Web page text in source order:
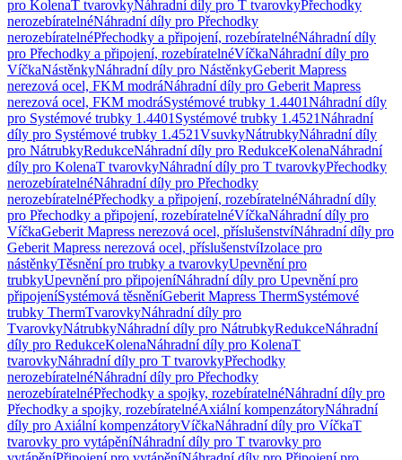
pro KolenaT tvarovkyNáhradní díly pro T tvarovkyPřechodky
nerozebíratelnéNáhradní díly pro Přechodky
nerozebíratelnéPřechodky a připojení, rozebíratelnéNáhradní díly
pro Přechodky a připojení, rozebíratelnéVíčkaNáhradní díly pro
VíčkaNástěnkyNáhradní díly pro NástěnkyGeberit Mapress
nerezová ocel, FKM modráNáhradní díly pro Geberit Mapress
nerezová ocel, FKM modráSystémové trubky 1.4401Náhradní díly
pro Systémové trubky 1.4401 Systémové trubky 1.4521Náhradní
díly pro Systémové trubky 1.4521VsuvkyNátrubkyNáhradní díly
pro NátrubkyRedukceNáhradní díly pro RedukceKolenaNáhradní
díly pro KolenaT tvarovkyNáhradní díly pro T tvarovkyPřechodky
nerozebíratelnéNáhradní díly pro Přechodky
nerozebíratelnéPřechodky a připojení, rozebíratelnéNáhradní díly
pro Přechodky a připojení, rozebíratelnéVíčkaNáhradní díly pro
VíčkaGeberit Mapress nerezová ocel, příslušenstvíNáhradní díly pro
Geberit Mapress nerezová ocel, příslušenstvíIzolace pro
nástěnkyTěsnění pro trubky a tvarovkyUpevnění pro
trubkyUpevnění pro připojeníNáhradní díly pro Upevnění pro
připojeníSystémová těsněníGeberit Mapress ThermSystémové
trubky ThermTvarovkyNáhradní díly pro
TvarovkyNátrubkyNáhradní díly pro NátrubkyRedukceNáhradní
díly pro RedukceKolenaNáhradní díly pro KolenaT
tvarovkyNáhradní díly pro T tvarovkyPřechodky
nerozebíratelnéNáhradní díly pro Přechodky
nerozebíratelnéPřechodky a spojky, rozebíratelnéNáhradní díly pro
Přechodky a spojky, rozebíratelnéAxiální kompenzátoryNáhradní
díly pro Axiální kompenzátoryVíčkaNáhradní díly pro VíčkaT
tvarovky pro vytápěníNáhradní díly pro T tvarovky pro